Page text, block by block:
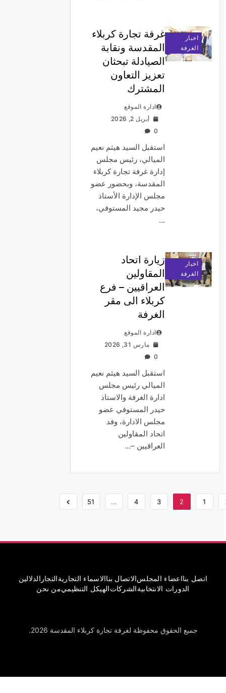
اخبار
الغرفة
غرفة تجارة كربلاء
المقدسة ونقابة
الصيادلة تبحثان
تعزيز التعاون
المشترك
ادارة الموقع
أبريل 2, 2026
0
استقبل السيد هيثم نعيم
الميالي، رئيس مجلس
إدارة غرفة تجارة كربلاء
المقدسة، وبحضور عضو
مجلس الإدارة الأستاذ
حيدر مجيد المستوفي،
…
اخبار
الغرفة
زيارة اتحاد
المقاولين
العراقيين – فرع
كربلاء الى مقر
الغرفة
ادارة الموقع
مارس 31, 2026
0
استقبل السيد هيثم نعيم
الميالي رئيس مجلس
ادارة الغرفة والاستاذ
حيدر المستوفي عضو
مجلس الادارة، وفد
اتحاد المقاولين
العراقيين –…
1
2
3
4
…
51
اتصل بنااعضاء المجلس الاتصال بناالاسماء التجاريةالتجار الدلالين
الدورات الانتخابيةالشركاتالهيكل التنظيمي من نحن
جميع الحقوق محفوظة لغرفة تجارة كربلاء المقدسة 2026.